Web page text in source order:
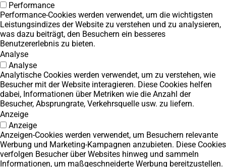
Performance
Performance-Cookies werden verwendet, um die wichtigsten
Leistungsindizes der Website zu verstehen und zu analysieren,
was dazu beiträgt, den Besuchern ein besseres
Benutzererlebnis zu bieten.
Analyse
Analyse
Analytische Cookies werden verwendet, um zu verstehen, wie
Besucher mit der Website interagieren. Diese Cookies helfen
dabei, Informationen über Metriken wie die Anzahl der
Besucher, Absprungrate, Verkehrsquelle usw. zu liefern.
Anzeige
Anzeige
Anzeigen-Cookies werden verwendet, um Besuchern relevante
Werbung und Marketing-Kampagnen anzubieten. Diese Cookies
verfolgen Besucher über Websites hinweg und sammeln
Informationen, um maßgeschneiderte Werbung bereitzustellen.